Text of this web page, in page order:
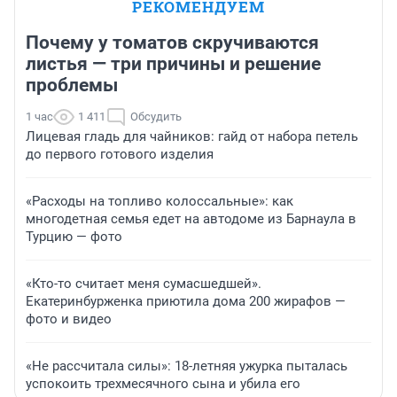
РЕКОМЕНДУЕМ
Почему у томатов скручиваются
листья — три причины и решение
проблемы
1 час 1 411 Обсудить
Лицевая гладь для чайников: гайд от набора петель
до первого готового изделия
«Расходы на топливо колоссальные»: как
многодетная семья едет на автодоме из Барнаула в
Турцию — фото
«Кто-то считает меня сумасшедшей».
Екатеринбурженка приютила дома 200 жирафов —
фото и видео
«Не рассчитала силы»: 18-летняя ужурка пыталась
успокоить трехмесячного сына и убила его